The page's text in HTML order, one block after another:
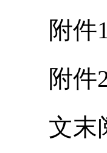
附件1
附件2
文末阅